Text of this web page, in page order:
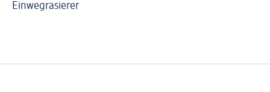
Einwegrasierer